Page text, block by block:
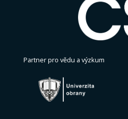
Partner pro vědu a výzkum